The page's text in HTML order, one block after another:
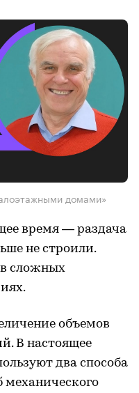
домами»
время — раздача
не строили.
сложных
объемов
В настоящее
два способа
механического